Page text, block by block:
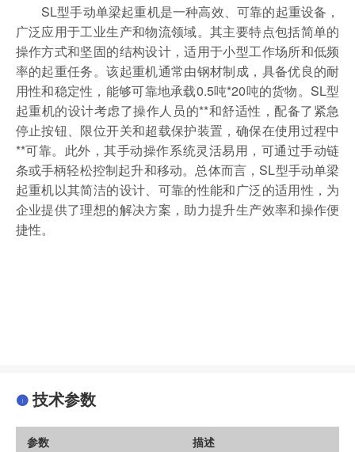
SL型手动单梁起重机是一种高效、可靠的起重设备，
广泛应用于工业生产和物流领域。其主要特点包括简单的
操作方式和坚固的结构设计，适用于小型工作场所和低频
率的起重任务。该起重机通常由钢材制成，具备优良的耐
用性和稳定性，能够可靠地承载0.5吨*20吨的货物。SL型
起重机的设计考虑了操作人员的**和舒适性，配备了紧急
停止按钮、限位开关和超载保护装置，确保在使用过程中
**可靠。此外，其手动操作系统灵活易用，可通过手动链
条或手柄轻松控制起升和移动。总体而言，SL型手动单梁
起重机以其简洁的设计、可靠的性能和广泛的适用性，为
企业提供了理想的解决方案，助力提升生产效率和操作便
捷性。
技术参数
参数
描述